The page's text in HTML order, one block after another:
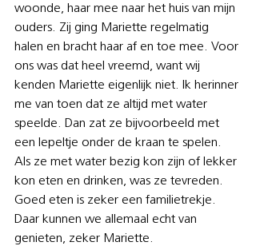
woonde, haar mee naar het huis van mijn
ouders. Zij ging Mariette regelmatig
halen en bracht haar af en toe mee. Voor
ons was dat heel vreemd, want wij
kenden Mariette eigenlijk niet. Ik herinner
me van toen dat ze altijd met water
speelde. Dan zat ze bijvoorbeeld met
een lepeltje onder de kraan te spelen.
Als ze met water bezig kon zijn of lekker
kon eten en drinken, was ze tevreden.
Goed eten is zeker een familietrekje.
Daar kunnen we allemaal echt van
genieten, zeker Mariette.